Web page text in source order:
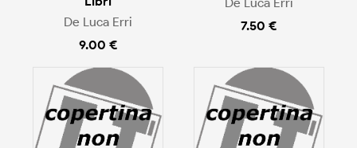
De Luca Erri
9.00 €
7.50 €